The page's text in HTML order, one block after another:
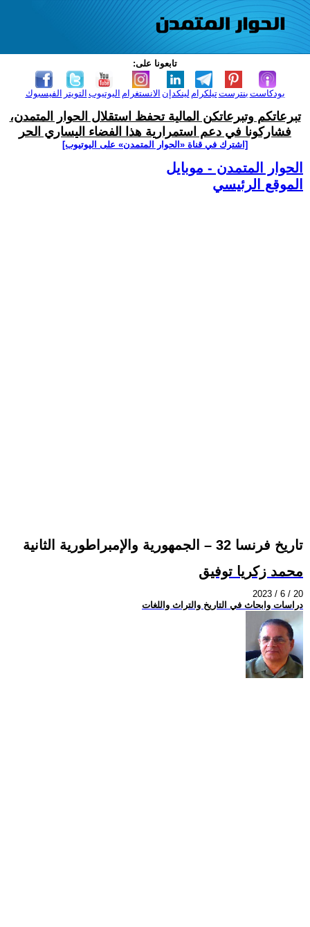
تابعونا على:
الفيسبوك التويتر اليوتيوب الانستغرام لينكدإن تيلكرامبنترست بودكاست
تبرعاتكم وتبرعاتكن المالية تحفظ استقلال الحوار المتمدن،
فشاركونا في دعم استمرارية هذا الفضاء اليساري الحر
[اشترك في قناة ‫«الحوار المتمدن» على اليوتيوب]
الحوار المتمدن - موبايل
الموقع الرئيسي
تاريخ فرنسا 32 – الجمهورية والإمبراطورية الثانية
محمد زكريا توفيق
2023 / 6 / 20
دراسات وابحاث في التاريخ والتراث واللغات